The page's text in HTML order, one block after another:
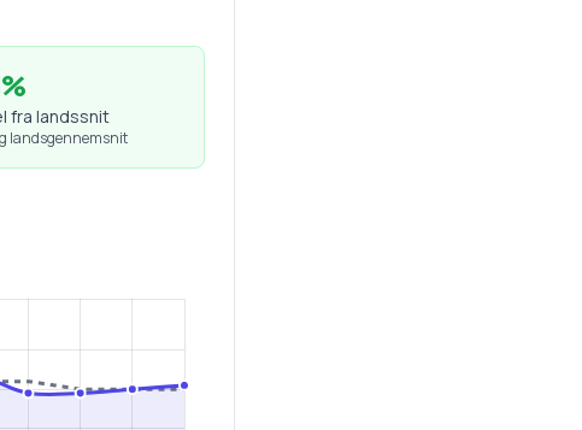
%
fra landssnit
landsgennemsnit